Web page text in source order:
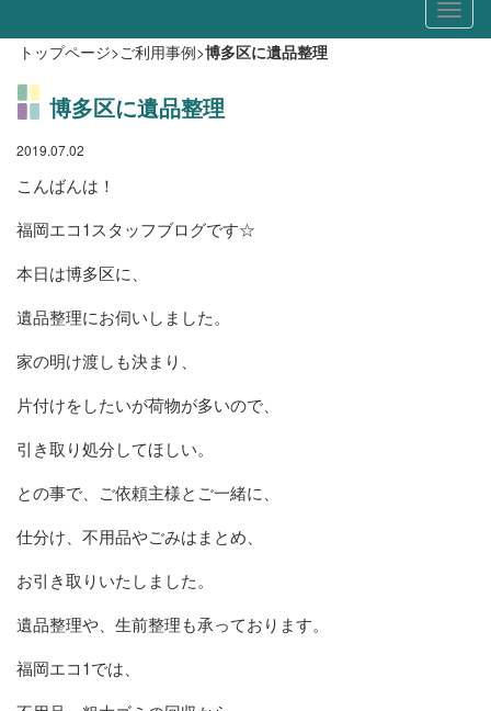
トップページ>ご利用事例>博多区に遺品整理
博多区に遺品整理
2019.07.02
こんばんは！
福岡エコ1スタッフブログです☆
本日は博多区に、
遺品整理にお伺いしました。
家の明け渡しも決まり、
片付けをしたいが荷物が多いので、
引き取り処分してほしい。
との事で、ご依頼主様とご一緒に、
仕分け、不用品やごみはまとめ、
お引き取りいたしました。
遺品整理や、生前整理も承っております。
福岡エコ1では、